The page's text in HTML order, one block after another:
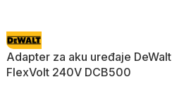
Adapter za aku uređaje DeWalt
FlexVolt 240V DCB500